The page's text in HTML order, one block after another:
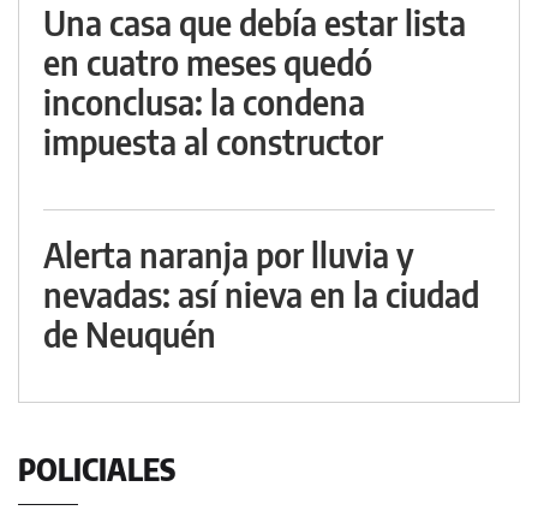
Una casa que debía estar lista
en cuatro meses quedó
inconclusa: la condena
impuesta al constructor
Alerta naranja por lluvia y
nevadas: así nieva en la ciudad
de Neuquén
POLICIALES